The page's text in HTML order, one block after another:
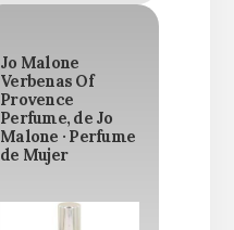
Jo Malone
Verbenas Of
Provence
Perfume, de Jo
Malone · Perfume
de Mujer